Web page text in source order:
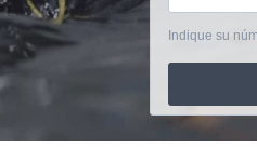
Indique su